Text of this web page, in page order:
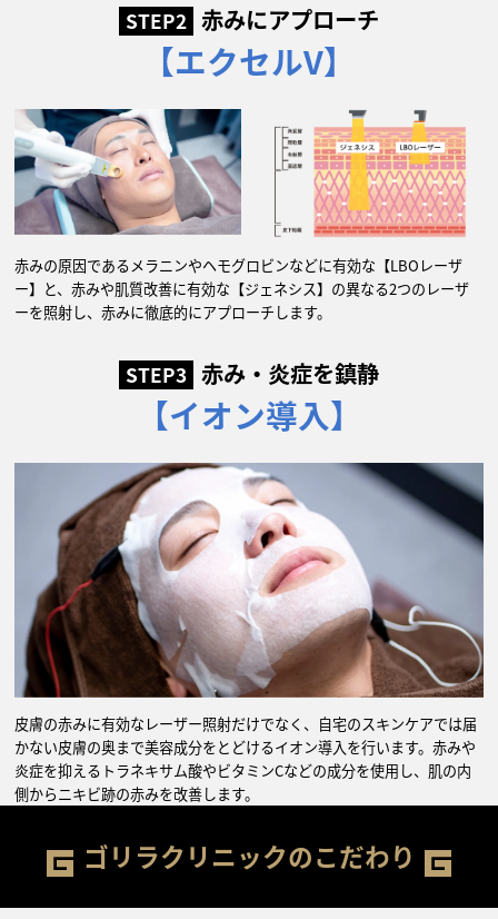
STEP2 赤みにアプローチ
【エクセルV】
赤みの原因であるメラニンやヘモグロビンなどに有効な【LBOレーザ
ー】と、赤みや肌質改善に有効な【ジェネシス】の異なる2つのレーザ
ーを照射し、赤みに徹底的にアプローチします。
STEP3 赤み・炎症を鎮静
【イオン導入】
皮膚の赤みに有効なレーザー照射だけでなく、自宅のスキンケアでは届
かない皮膚の奥まで美容成分をとどけるイオン導入を行います。赤みや
炎症を抑えるトラネキサム酸やビタミンCなどの成分を使用し、肌の内
側からニキビ跡の赤みを改善します。
ゴリラクリニックのこだわり